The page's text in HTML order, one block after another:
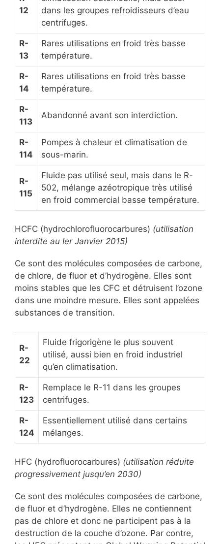
12
dans les groupes refroidisseurs d’eau
centrifuges.
R-
13
Rares utilisations en froid très basse
température.
R-
14
Rares utilisations en froid très basse
température.
R-
113
Abandonné avant son interdiction.
R-
114
Pompes à chaleur et climatisation de
sous-marin.
R-
115
Fluide pas utilisé seul, mais dans le R-
502, mélange azéotropique très utilisé
en froid commercial basse température.
HCFC (hydrochlorofluorocarbures) (utilisation
interdite au Ier Janvier 2015)
Ce sont des molécules composées de carbone,
de chlore, de fluor et d’hydrogène. Elles sont
moins stables que les CFC et détruisent l’ozone
dans une moindre mesure. Elles sont appelées
substances de transition.
R-
22
Fluide frigorigène le plus souvent
utilisé, aussi bien en froid industriel
qu’en climatisation.
R-
123
Remplace le R-11 dans les groupes
centrifuges.
R-
124
Essentiellement utilisé dans certains
mélanges.
HFC (hydrofluorocarbures) (utilisation réduite
progressivement jusqu’en 2030)
Ce sont des molécules composées de carbone,
de fluor et d’hydrogène. Elles ne contiennent
pas de chlore et donc ne participent pas à la
destruction de la couche d’ozone. Par contre,